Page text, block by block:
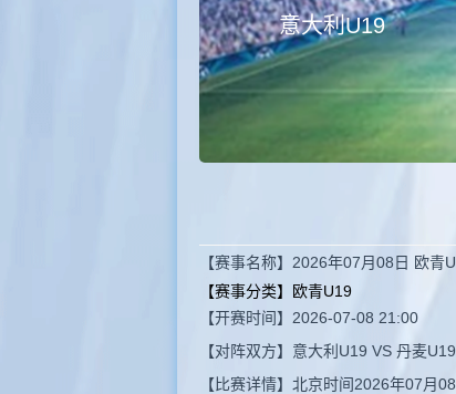
意大利U19
【赛事名称】2026年07月08日 欧青
【赛事分类】
欧青U19
【开赛时间】2026-07-08 21:00
【对阵双方】意大利U19 VS 丹麦U19
【比赛详情】北京时间2026年07月